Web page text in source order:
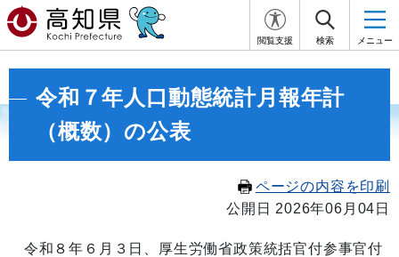
閲覧支援 検索 メニュー
令和７年人口動態統計月報年計
（概数）の公表
ページの内容を印刷
公開日 2026年06月04日
令和８年６月３日、厚生労働省政策統括官付参事官付